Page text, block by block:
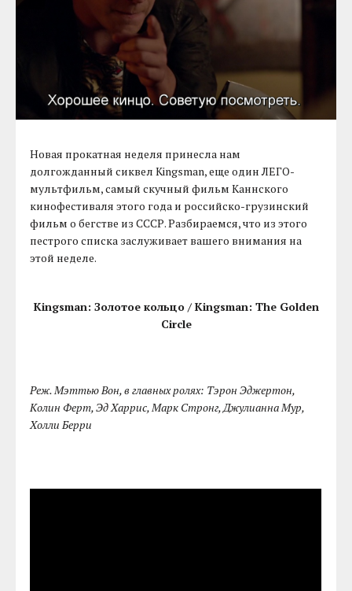
Новая прокатная неделя принесла нам
долгожданный сиквел Kingsman, еще один ЛЕГО-
мультфильм, самый скучный фильм Каннского
кинофестиваля этого года и российско-грузинский
фильм о бегстве из СССР. Разбираемся, что из этого
пестрого списка заслуживает вашего внимания на
этой неделе.
Kingsman: Золотое кольцо / Kingsman: The Golden
Circle
Реж. Мэттью Вон, в главных ролях: Тэрон Эджертон,
Колин Ферт, Эд Харрис, Марк Стронг, Джулианна Мур,
Холли Берри